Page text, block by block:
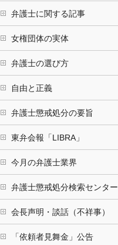
弁護士に関する記事
女権団体の実体
弁護士の選び方
自由と正義
弁護士懲戒処分の要旨
東弁会報「LIBRA」
今月の弁護士業界
弁護士懲戒処分検索センター
会長声明・談話（不祥事）
「依頼者見舞金」公告